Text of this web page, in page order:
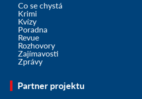
Co se chystá
Krimi
Kvízy
Poradna
Revue
Rozhovory
Zajímavosti
Zprávy
Partner projektu